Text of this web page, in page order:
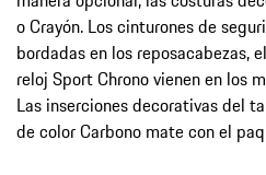
o Crayón. Los cinturones de
bordadas en los reposacabezas,
reloj Sport Chrono vienen en los
Las inserciones decorativas del
de color Carbono mate con el